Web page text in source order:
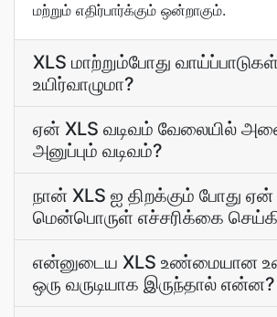
மற்றும் எதிர்பார்க்கும் ஒன்றாகும்.
XLS மாற்றும்போது வாய்ப்பாடுகள்
உயிர்வாழுமா?
ஏன் XLS வடிவம் வேலையில்
அனுப்பும் வடிவம்?
நான் XLS ஐ திறக்கும் போது ஏன்
மென்பொருள் எச்சரிக்கை
என்னுடைய XLS உண்மையான
ஒரு வருடியாக இருந்தால் என்ன?